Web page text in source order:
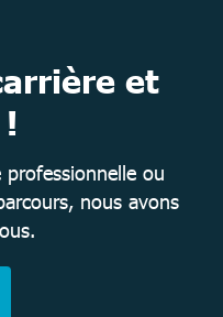
et
ou
nous avons